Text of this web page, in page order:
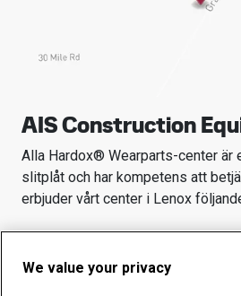
AIS Construction
Alla Hardox® Wearparts-center är
slitplåt och har kompetens att
erbjuder vårt center i Lenox
Slitprodukter
Ökad driftsäkerhet
We value your privacy